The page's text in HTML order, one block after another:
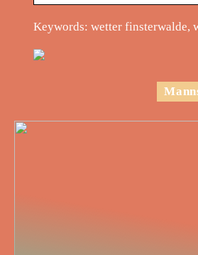
Keywords: wetter finsterwalde,